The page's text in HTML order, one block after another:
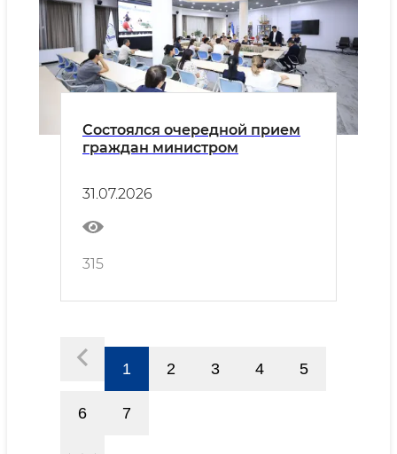
Состоялся очередной прием
граждан министром
31.07.2026
315
1 2 3 4 5
6 7